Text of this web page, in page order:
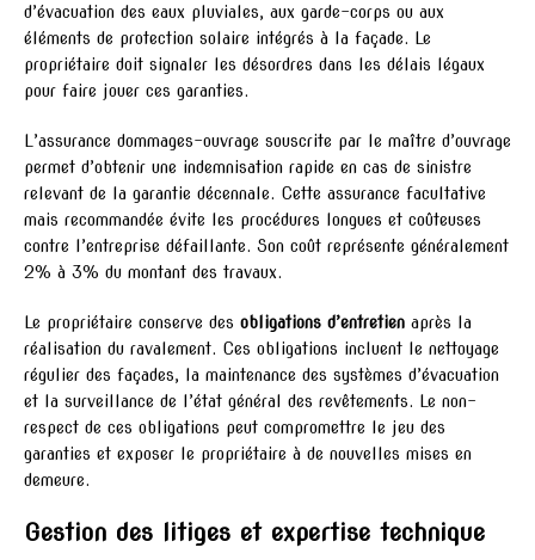
d’évacuation des eaux pluviales, aux garde-corps ou aux
éléments de protection solaire intégrés à la façade. Le
propriétaire doit signaler les désordres dans les délais légaux
pour faire jouer ces garanties.
L’assurance dommages-ouvrage souscrite par le maître d’ouvrage
permet d’obtenir une indemnisation rapide en cas de sinistre
relevant de la garantie décennale. Cette assurance facultative
mais recommandée évite les procédures longues et coûteuses
contre l’entreprise défaillante. Son coût représente généralement
2% à 3% du montant des travaux.
Le propriétaire conserve des obligations d’entretien après la
réalisation du ravalement. Ces obligations incluent le nettoyage
régulier des façades, la maintenance des systèmes d’évacuation
et la surveillance de l’état général des revêtements. Le non-
respect de ces obligations peut compromettre le jeu des
garanties et exposer le propriétaire à de nouvelles mises en
demeure.
Gestion des litiges et expertise technique